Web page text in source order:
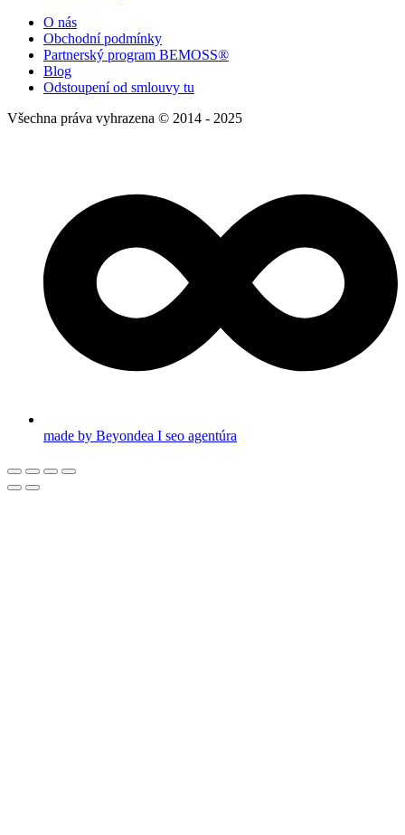
O nás
Obchodní podmínky
Partnerský program BEMOSS®
Blog
Odstoupení od smlouvy tu
Všechna práva vyhrazena © 2014 - 2025
made by Beyondea I seo agentúra